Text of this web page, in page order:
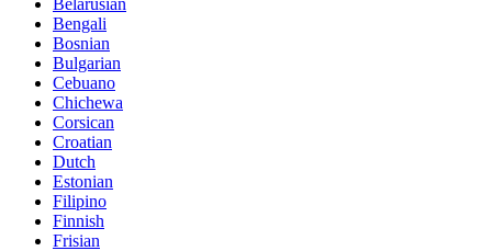
Belarusian
Bengali
Bosnian
Bulgarian
Cebuano
Chichewa
Corsican
Croatian
Dutch
Estonian
Filipino
Finnish
Frisian